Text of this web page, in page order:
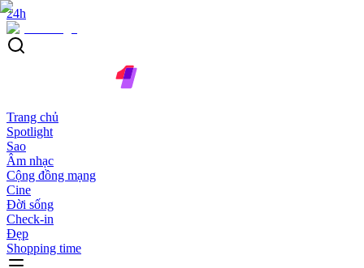
24h
Trang chủ
Spotlight
Sao
Âm nhạc
Cộng đồng mạng
Cine
Đời sống
Check-in
Đẹp
Shopping time